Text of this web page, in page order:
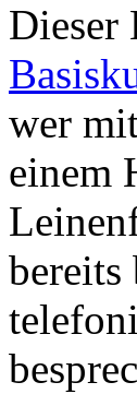
Dieser
wer
einem
bereits